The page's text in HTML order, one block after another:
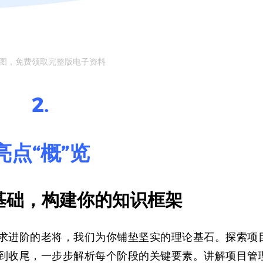
，免费领取完整版电子资料
2.
点“概”览
，构建你的知识框架
进阶的老将，我们为你铺垫坚实的理论基石。探索项
收尾，一步步解析每个阶段的关键要素。讲解项目管